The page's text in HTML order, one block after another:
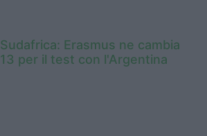
Sudafrica: Erasmus ne cambia
13 per il test con l'Argentina